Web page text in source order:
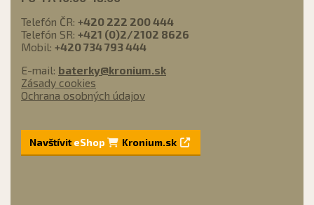
Telefón ČR: +420 222 200 444
Telefón SR: +421 (0)2/2102 8626
Mobil: +420 734 793 444
E-mail: baterky@kronium.sk
Zásady cookies
Ochrana osobných údajov
NavštíviteShop Kronium.sk